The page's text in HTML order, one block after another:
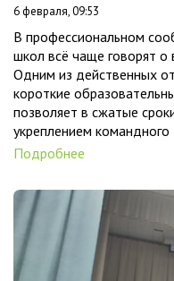
6 февраля, 09:53
В профессиональном
школ всё чаще говорят о
Одним из действенных
короткие
позволяет в сжатые
укреплением
Подробнее